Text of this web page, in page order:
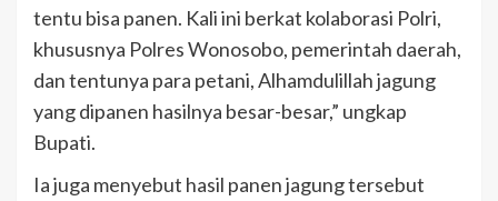
tentu bisa panen. Kali ini berkat kolaborasi Polri,
khususnya Polres Wonosobo, pemerintah daerah,
dan tentunya para petani, Alhamdulillah jagung
yang dipanen hasilnya besar-besar,” ungkap
Bupati.
Ia juga menyebut hasil panen jagung tersebut